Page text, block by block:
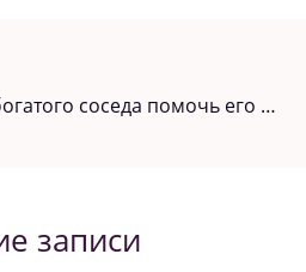
Никита просил богатого соседа помочь его больной маме, но тот прогнал его. Вскоре богач сам обратился к нему за помощью
записи